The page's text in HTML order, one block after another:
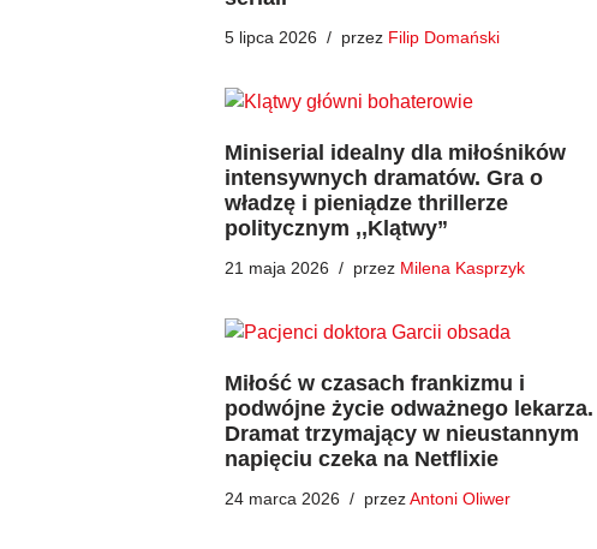
5 lipca 2026 przez Filip Domański
Miniserial idealny dla miłośników
intensywnych dramatów. Gra o
władzę i pieniądze thrillerze
politycznym ,,Klątwy”
21 maja 2026 przez Milena Kasprzyk
Miłość w czasach frankizmu i
podwójne życie odważnego lekarza.
Dramat trzymający w nieustannym
napięciu czeka na Netflixie
24 marca 2026 przezAntoni Oliwer